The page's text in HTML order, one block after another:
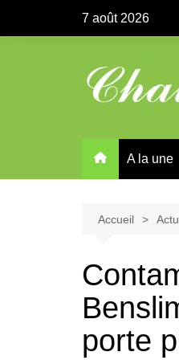
7 août 2026
A la une
Accueil
porte